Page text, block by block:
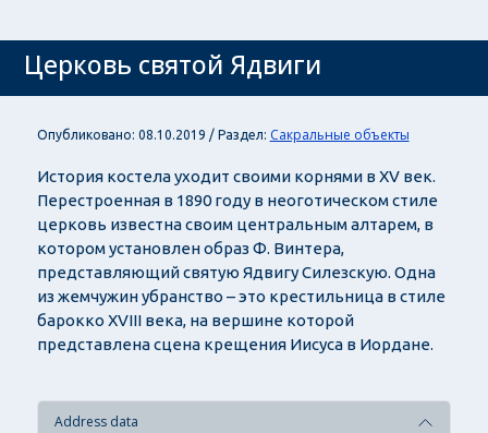
Церковь святой Ядвиги
Опубликовано: 08.10.2019 / Раздел: Сакральные объекты
История костела уходит своими корнями в XV век.
Перестроенная в 1890 году в неоготическом стиле
церковь известна своим центральным алтарем, в
котором установлен образ Ф. Винтера,
представляющий святую Ядвигу Силезскую. Одна
из жемчужин убранство – это крестильница в стиле
барокко XVIII века, на вершине которой
представлена сцена крещения Иисуса в Иордане.
Address data